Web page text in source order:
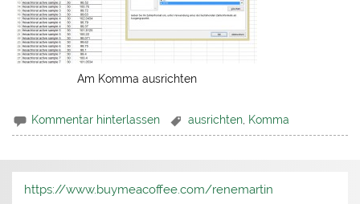
Am Komma ausrichten
Kommentar hinterlassen ausrichten Komma
https://www.buymeacoffee.com/renemartin